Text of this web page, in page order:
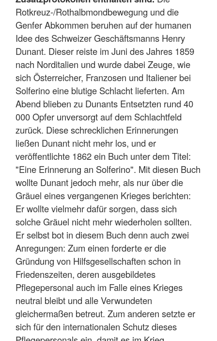
Rotkreuz-/Rothalbmondbewegung und die
Genfer Abkommen beruhen auf der humanen
Idee des Schweizer Geschäftsmanns Henry
Dunant. Dieser reiste im Juni des Jahres 1859
nach Norditalien und wurde dabei Zeuge, wie
sich Österreicher, Franzosen und Italiener bei
Solferino eine blutige Schlacht lieferten. Am
Abend blieben zu Dunants Entsetzten rund 40
000 Opfer unversorgt auf dem Schlachtfeld
zurück. Diese schrecklichen Erinnerungen
ließen Dunant nicht mehr los, und er
veröffentlichte 1862 ein Buch unter dem Titel:
"Eine Erinnerung an Solferino". Mit diesen Buch
wollte Dunant jedoch mehr, als nur über die
Gräuel eines vergangenen Krieges berichten:
Er wollte vielmehr dafür sorgen, dass sich
solche Gräuel nicht mehr wiederholen sollten.
Er selbst bot in diesem Buch denn auch zwei
Anregungen: Zum einen forderte er die
Gründung von Hilfsgesellschaften schon in
Friedenszeiten, deren ausgebildetes
Pflegepersonal auch im Falle eines Krieges
neutral bleibt und alle Verwundeten
gleichermaßen betreut. Zum anderen setzte er
sich für den internationalen Schutz dieses